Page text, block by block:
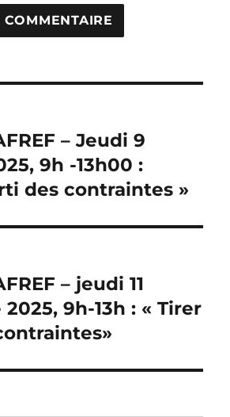
– Jeudi 9
9h -13h00 :
des contraintes »
– jeudi 11
9h-13h : « Tirer